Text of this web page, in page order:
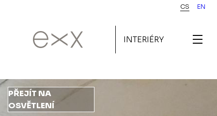
INTERIÉRY
CS EN
PŘEJÍT NA
OSVĚTLENÍ